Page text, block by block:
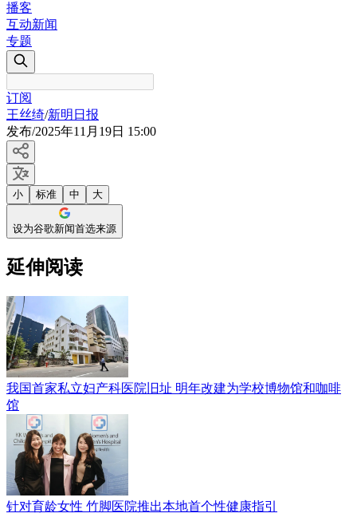
播客
互动新闻
专题
订阅
王丝绮/新明日报
发布/2025年11月19日 15:00
小 标准 中 大
设为谷歌新闻首选来源
延伸阅读
我国首家私立妇产科医院旧址 明年改建为学校博物馆和咖啡
馆
针对育龄女性 竹脚医院推出本地首个性健康指引